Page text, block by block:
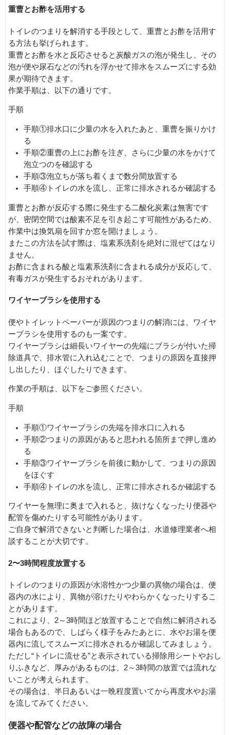
重曹とお酢を活用する
トイレのつまりを解消する手段として、重曹とお酢を活用す
る方法も挙げられます。
重曹とお酢を水と反応させると炭酸ガスの泡が発生し、その
泡が便や尿石などの汚れを浮かせて排水をスムーズにする効
果が期待できます。
作業手順は、以下の通りです。
手順
手順①排水口に少量の水を入れたあと、重曹を振りかけ
る
手順②重曹の上にお酢を注ぎ、さらに少量の水をかけて
泡立つのを確認する
手順③泡立ちが落ち着くまで数分間放置する
手順④トイレの水を流し、正常に排水されるか確認する
重曹とお酢が反応する際に発生する二酸化炭素は無害です
が、密閉空間では酸素不足を引き起こす可能性があるため、
作業中は換気扇を回すか窓を開けましょう。
またこの方法を試す際は、塩素系洗剤を絶対に混ぜてはなり
ません。
お酢に含まれる酸と塩素系洗剤に含まれる成分が反応して、
有毒ガスが発生するおそれがあります。
ワイヤーブラシを使用する
便やトイレットペーパーが原因のつまりの解消には、ワイヤ
ーブラシを使用するのも一案です。
ワイヤーブラシは細長いワイヤーの先端にブラシが付いた掃
除道具で、排水管に入れ込むことで、つまりの原因を直接押
し出したり、ほぐしたりできます。
作業の手順は、以下をご参照ください。
手順
手順①ワイヤーブラシの先端を排水口に入れる
手順②つまりの原因があると思われる箇所まで押し進め
る
手順③ワイヤーブラシを前後に動かして、つまりの原因
をほぐす
手順④トイレの水を流し、正常に排水されるか確認する
ワイヤーを無理に奥まで入れると、抜けなくなったり便器や
配管を傷めたりする可能性があります。
ご自身で解消できないと判断した場合は、水道修理業者へ相
談することが大切です。
2〜3時間程度放置する
トイレのつまりの原因が水溶性かつ少量の異物の場合は、便
器内の水により、異物が溶けたりやわらかくなったりするこ
とがあります。
これにより、2～3時間ほど放置することで自然に解消される
場合もあるので、しばらく様子をみたあとに、水やお湯を便
器内に流してスムーズに排水されるか確認してみましょう。
ただし“トイレに流せる”と表示されている掃除用シートやおし
りふきなど、厚みがあるものは、2～3時間の放置では流れな
いことが考えられます。
その場合は、半日あるいは一晩程度置いてから再度水やお湯
を流してみてください。
便器や配管などの故障の場合